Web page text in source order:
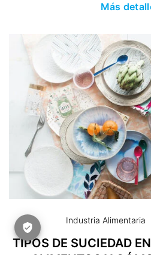
Más
Industria Alimentaria
TIPOS DE SUCIEDAD